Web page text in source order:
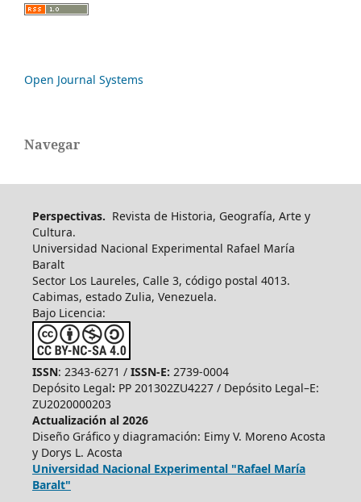
Open Journal Systems
Navegar
Perspectivas. Revista de Historia, Geografía, Arte y
Cultura.
Universidad Nacional Experimental Rafael María
Baralt
Sector Los Laureles, Calle 3, código postal 4013.
Cabimas, estado Zulia, Venezuela.
Bajo Licencia:
ISSN: 2343-6271 / ISSN-E: 2739-0004
Depósito Legal: PP 201302ZU4227 / Depósito Legal–E:
ZU2020000203
Actualización al 2026
Diseño Gráfico y diagramación: Eimy V. Moreno Acosta
y Dorys L. Acosta
Universidad Nacional Experimental "Rafael María
Baralt"